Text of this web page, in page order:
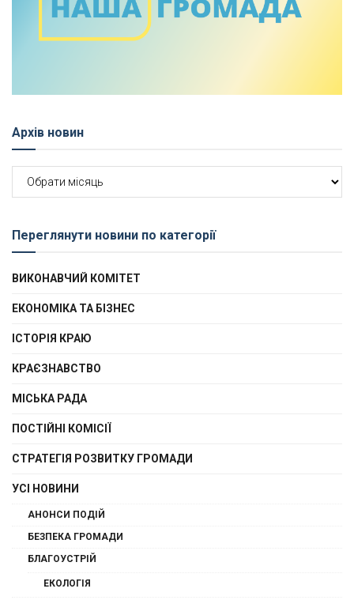
Архів новин
Архів
новин
Переглянути новини по категорії
ВИКОНАВЧИЙ КОМІТЕТ
ЕКОНОМІКА ТА БІЗНЕС
ІСТОРІЯ КРАЮ
КРАЄЗНАВСТВО
МІСЬКА РАДА
ПОСТІЙНІ КОМІСІЇ
СТРАТЕГІЯ РОЗВИТКУ ГРОМАДИ
УСІ НОВИНИ
АНОНСИ ПОДІЙ
БЕЗПЕКА ГРОМАДИ
БЛАГОУСТРІЙ
ЕКОЛОГІЯ